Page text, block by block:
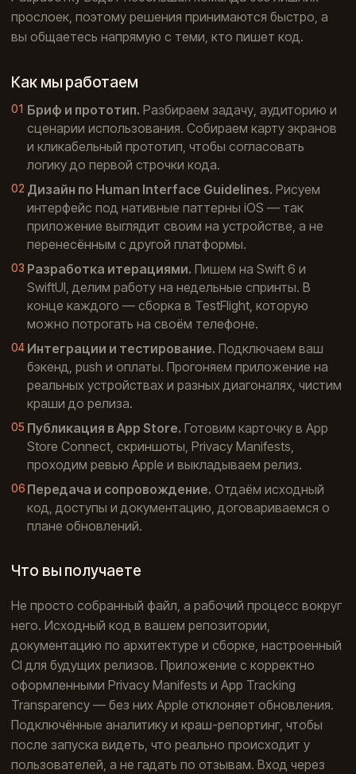
прослоек, поэтому решения принимаются быстро, а
вы общаетесь напрямую с теми, кто пишет код.
Как мы работаем
Бриф и прототип. Разбираем задачу, аудиторию и
сценарии использования. Собираем карту экранов
и кликабельный прототип, чтобы согласовать
логику до первой строчки кода.
Дизайн по Human Interface Guidelines. Рисуем
интерфейс под нативные паттерны iOS — так
приложение выглядит своим на устройстве, а не
перенесённым с другой платформы.
Разработка итерациями. Пишем на Swift 6 и
SwiftUI, делим работу на недельные спринты. В
конце каждого — сборка в TestFlight, которую
можно потрогать на своём телефоне.
Интеграции и тестирование. Подключаем ваш
бэкенд, push и оплаты. Прогоняем приложение на
реальных устройствах и разных диагоналях, чистим
краши до релиза.
Публикация в App Store. Готовим карточку в App
Store Connect, скриншоты, Privacy Manifests,
проходим ревью Apple и выкладываем релиз.
Передача и сопровождение. Отдаём исходный
код, доступы и документацию, договариваемся о
плане обновлений.
Что вы получаете
Не просто собранный файл, а рабочий процесс вокруг
него. Исходный код в вашем репозитории,
документацию по архитектуре и сборке, настроенный
CI для будущих релизов. Приложение с корректно
оформленными Privacy Manifests и App Tracking
Transparency — без них Apple отклоняет обновления.
Подключённые аналитику и краш-репортинг, чтобы
после запуска видеть, что реально происходит у
пользователей, а не гадать по отзывам. Вход через